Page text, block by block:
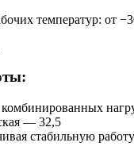
температур: от
— 32,5
стабильную